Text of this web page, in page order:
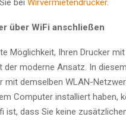
über WiFi anschließen
Möglichkeit, Ihren Drucker
der moderne Ansatz. In
mit demselben WLAN-
Computer installiert haben,
ist, dass Sie keine